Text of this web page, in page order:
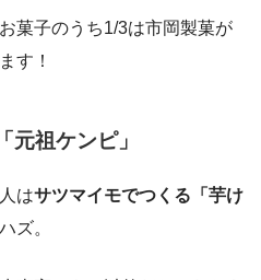
菓子のうち1/3は市岡製菓が
す！
元祖ケンピ」
はサツマイモでつくる「芋け
ズ。